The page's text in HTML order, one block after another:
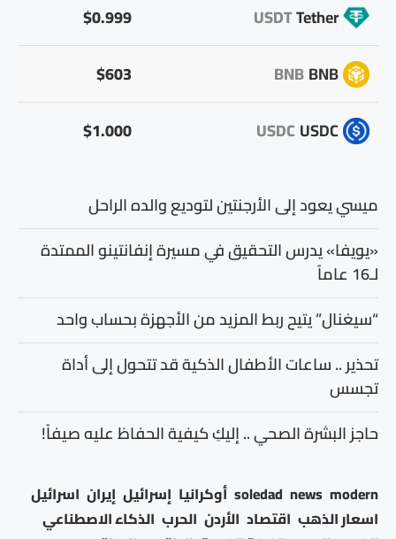
Tether
USDT
$0.999
BNB
BNB
$603
USDC
USDC
$1.000
ميسي يعود إلى الأرجنتين لتوديع والده الراحل
«يويفا» يدرس التحقيق في مسيرة إنفانتينو الممتدة
لـ16 عاماً
“سيغنال” يتيح ربط المزيد من الأجهزة بحساب واحد
تحذير .. ساعات الأطفال الذكية قد تتحول إلى أداة
تجسس
حاجز البشرة الصحي .. إليكِ كيفية الحفاظ عليه صيفاً!
modern
news
soledad أوكرانيا إسرائيل إيران اسرائيل
اسعار الذهب اقتصاد الأردن الحرب الذكاء الاصطناعي